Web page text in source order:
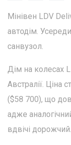
Мінівен LDV
автодім.
санвузол.
Дім на колесах
Австралії. Ціна
($58 700), що
адже
вдвічі